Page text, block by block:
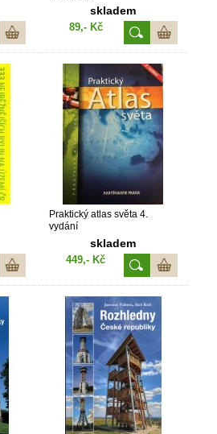
skladem
89,- Kč
Praktický atlas světa 4.
vydání
skladem
449,- Kč